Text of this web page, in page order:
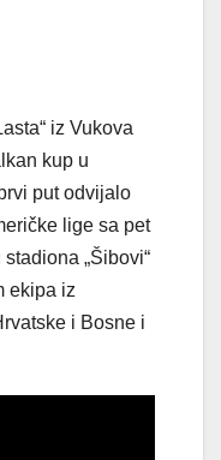
iz Vukova
kup u
put odvijalo
lige sa pet
„Šibovi“
ekipa iz
i Bosne i